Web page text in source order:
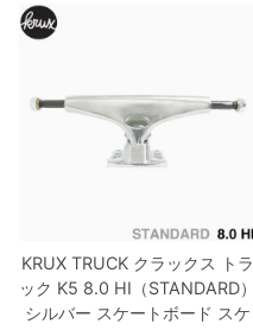
KRUX TRUCK クラックス
トラ
ック K5 8.0 HI（STANDARD）
シルバー スケートボード スケ